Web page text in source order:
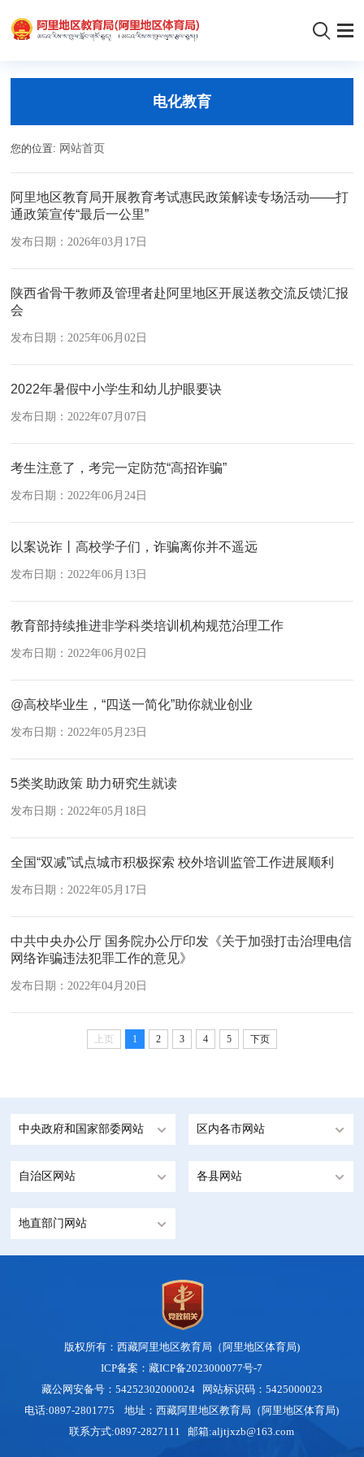
电化教育
您的位置: 网站首页
阿里地区教育局开展教育考试惠民政策解读专场活动——打
通政策宣传“最后一公里”
发布日期：2026年03月17日
陕西省骨干教师及管理者赴阿里地区开展送教交流反馈汇报
会
发布日期：2025年06月02日
2022年暑假中小学生和幼儿护眼要诀
发布日期：2022年07月07日
考生注意了，考完一定防范“高招诈骗”
发布日期：2022年06月24日
以案说诈丨高校学子们，诈骗离你并不遥远
发布日期：2022年06月13日
教育部持续推进非学科类培训机构规范治理工作
发布日期：2022年06月02日
@高校毕业生，“四送一简化”助你就业创业
发布日期：2022年05月23日
5类奖助政策 助力研究生就读
发布日期：2022年05月18日
全国“双减”试点城市积极探索 校外培训监管工作进展顺利
发布日期：2022年05月17日
中共中央办公厅 国务院办公厅印发《关于加强打击治理电信
网络诈骗违法犯罪工作的意见》
发布日期：2022年04月20日
上页 1 2 3 4 5 下页
中央政府和国家部委网站 区内各市网站
自治区网站 各县网站
地直部门网站
版权所有：西藏阿里地区教育局（阿里地区体育局)
ICP备案：藏ICP备2023000077号-7
藏公网安备号：54252302000024网站标识码：5425000023
电话:0897-2801775 地址：西藏阿里地区教育局（阿里地区体育局)
联系方式:0897-2827111 邮箱:aljtjxzb@163.com